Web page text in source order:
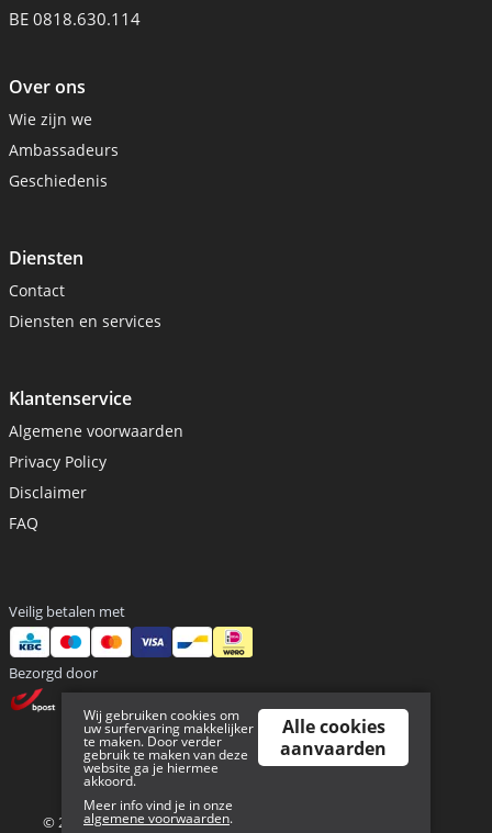
BE 0818.630.114
Over ons
Wie zijn we
Ambassadeurs
Geschiedenis
Diensten
Contact
Diensten en services
Klantenservice
Algemene voorwaarden
Privacy Policy
Disclaimer
FAQ
Veilig betalen met
Bezorgd door
© 2026 Waypoint - BE 0818 630 114 | Powered By
Wij gebruiken cookies om
uw surfervaring makkelijker
te maken. Door verder
gebruik te maken van deze
website ga je hiermee
akkoord.
Meer info vind je in onze
algemene voorwaarden.
Alle cookies
aanvaarden